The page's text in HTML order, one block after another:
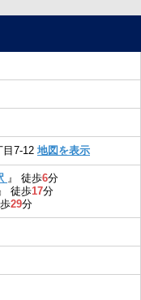
目7-12 地図を表示
』 徒歩6分
』 徒歩17分
29分